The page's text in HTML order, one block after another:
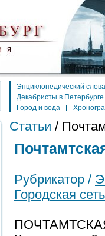
Энциклопедический
Декабристы в Петербурге
Город и вода
Статьи /
Рубрикатор /
Городская